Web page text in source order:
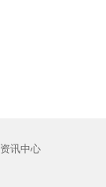
资讯中心